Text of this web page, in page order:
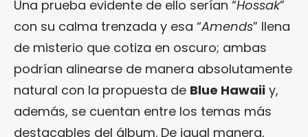
Una prueba evidente de ello serían “Hossak”
con su calma trenzada y esa “Amends” llena
de misterio que cotiza en oscuro; ambas
podrían alinearse de manera absolutamente
natural con la propuesta de Blue Hawaii y,
además, se cuentan entre los temas más
destacables del álbum. De igual manera,